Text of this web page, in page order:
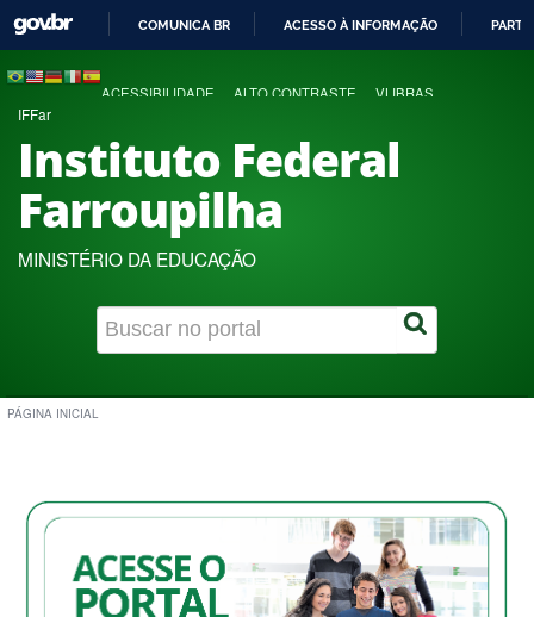
COMUNICA BR ACESSO À INFORMAÇÃO
ACESSIBILIDADE ALTO CONTRASTE VLIBRAS
IFFar
Instituto Federal
Farroupilha
MINISTÉRIO DA EDUCAÇÃO
PÁGINA INICIAL